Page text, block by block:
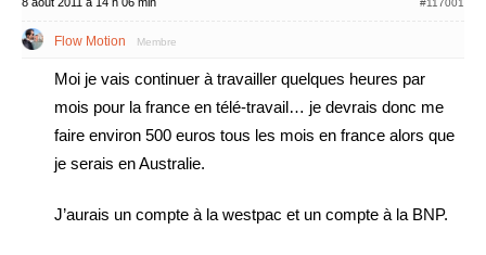
#117001
Flow Motion Membre
Moi je vais continuer à travailler quelques heures par
mois pour la france en télé-travail… je devrais donc me
faire environ 500 euros tous les mois en france alors que
je serais en Australie.
J’aurais un compte à la westpac et un compte à la BNP.